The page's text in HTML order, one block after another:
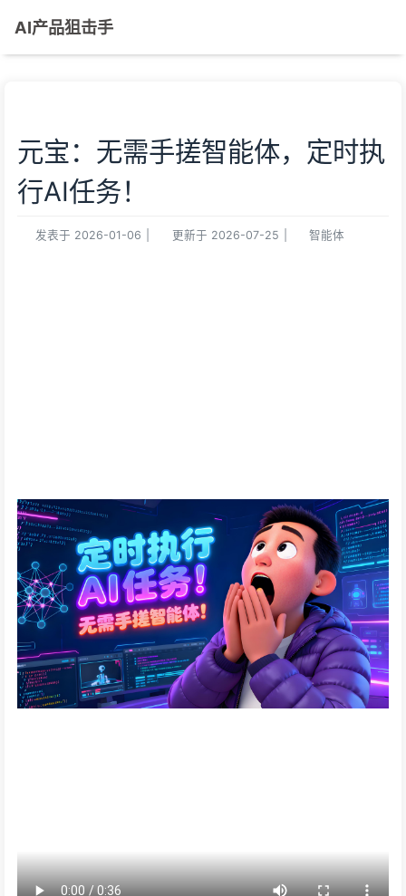
AI产品狙击手
元宝：无需手搓智能体，定时执
行AI任务！
发表于 2026-01-06 更新于 2026-07-25 智能体